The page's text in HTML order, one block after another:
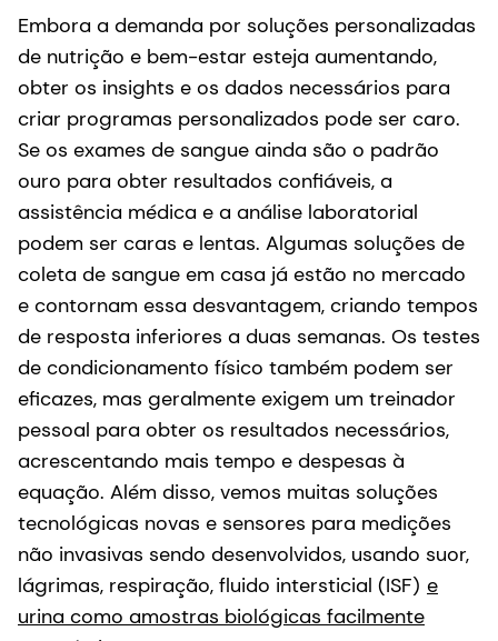
Embora a demanda por soluções personalizadas
de nutrição e bem-estar esteja aumentando,
obter os insights e os dados necessários para
criar programas personalizados pode ser caro.
Se os exames de sangue ainda são o padrão
ouro para obter resultados confiáveis, a
assistência médica e a análise laboratorial
podem ser caras e lentas. Algumas soluções de
coleta de sangue em casa já estão no mercado
e contornam essa desvantagem, criando tempos
de resposta inferiores a duas semanas. Os testes
de condicionamento físico também podem ser
eficazes, mas geralmente exigem um treinador
pessoal para obter os resultados necessários,
acrescentando mais tempo e despesas à
equação. Além disso, vemos muitas soluções
tecnológicas novas e sensores para medições
não invasivas sendo desenvolvidos, usando suor,
lágrimas, respiração, fluido intersticial (ISF) e
urina como amostras biológicas facilmente